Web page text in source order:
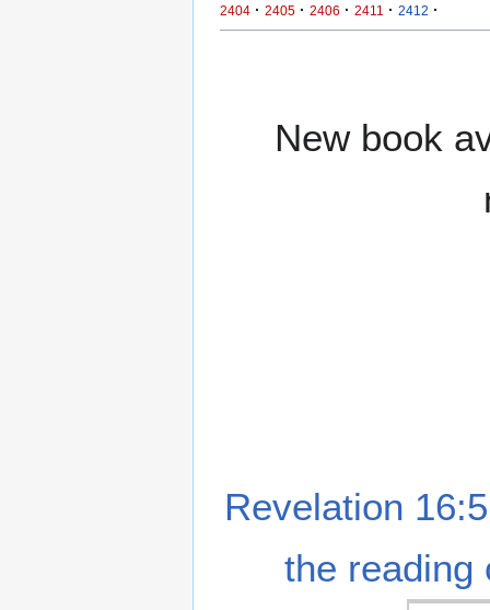
2404 · 2405 · 2406 · 2411 · 2412 ·
New book
Revelation
the reading